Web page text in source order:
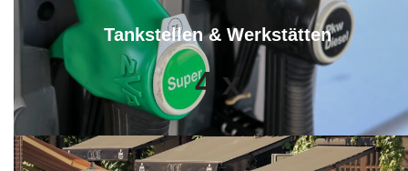
Tankstellen & Werkstätten
4 x